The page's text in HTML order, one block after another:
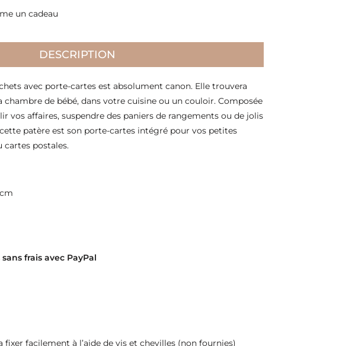
un cadeau
DESCRIPTION
avec porte-cartes est absolument canon. Elle trouvera
chambre de bébé, dans votre cuisine ou un couloir. Composée
vos affaires, suspendre des paniers de rangements ou de jolis
patère est son porte-cartes intégré pour vos petites
cartes postales.
frais avec PayPal
facilement à l’aide de vis et chevilles (non fournies)